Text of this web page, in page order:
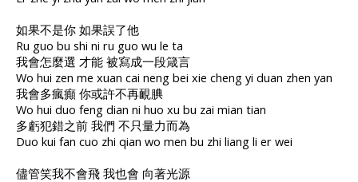
如果不是你 如果誤了他
Ru guo bu shi ni ru guo wu le ta
我會怎麼選 才能 被寫成一段箴言
Wo hui zen me xuan cai neng bei xie cheng yi duan zhen yan
我會多瘋癲 你或許不再靦腆
Wo hui duo feng dian ni huo xu bu zai mian tian
多虧犯錯之前 我們 不只量力而為
Duo kui fan cuo zhi qian wo men bu zhi liang li er wei
儘管笑我不會飛 我也會 向著光源